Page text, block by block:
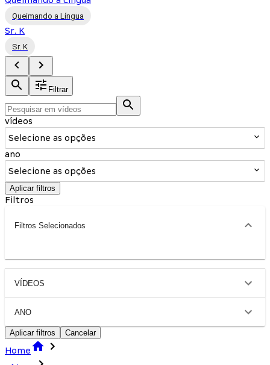
Queimando a Língua
Sr. K
Sr. K
Filtrar
vídeos
Selecione as opções
ano
Selecione as opções
Aplicar filtros
Filtros
Filtros Selecionados
VÍDEOS
ANO
Aplicar filtros Cancelar
Home